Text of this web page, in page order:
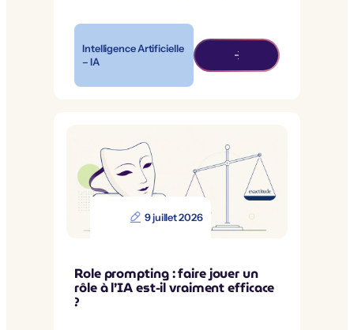
Intelligence Artificielle
– IA
9 juillet 2026
Role prompting : faire jouer un
rôle à l’IA est-il vraiment efficace
?